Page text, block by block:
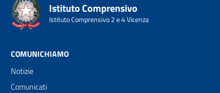
Istituto Comprensivo
Istituto Comprensivo 2 e 4 Vicenza
COMUNICHIAMO
Notizie
Comunicati